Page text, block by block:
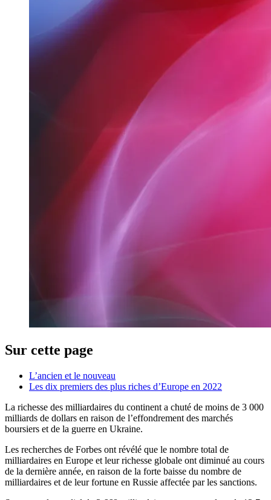
Sur cette page
L’ancien et le nouveau
Les dix premiers des plus riches d’Europe en 2022
La richesse des milliardaires du continent a chuté de moins de 3 000
milliards de dollars en raison de l’effondrement des marchés
boursiers et de la guerre en Ukraine.
Les recherches de Forbes ont révélé que le nombre total de
milliardaires en Europe et leur richesse globale ont diminué au cours
de la dernière année, en raison de la forte baisse du nombre de
milliardaires et de leur fortune en Russie affectée par les sanctions.